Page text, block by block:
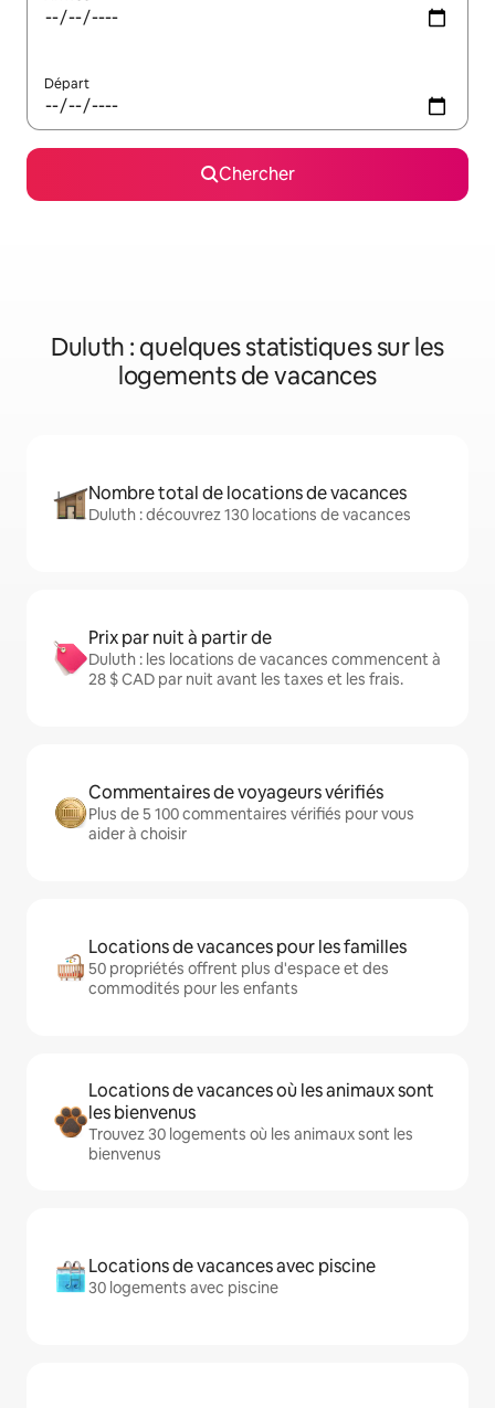
Départ
Chercher
Duluth : quelques statistiques sur les
logements de vacances
Nombre total de locations de vacances
Duluth : découvrez 130 locations de vacances
Prix par nuit à partir de
Duluth : les locations de vacances commencent à
28 $ CAD par nuit avant les taxes et les frais.
Commentaires de voyageurs vérifiés
Plus de 5 100 commentaires vérifiés pour vous
aider à choisir
Locations de vacances pour les familles
50 propriétés offrent plus d'espace et des
commodités pour les enfants
Locations de vacances où les animaux sont
les bienvenus
Trouvez 30 logements où les animaux sont les
bienvenus
Locations de vacances avec piscine
30 logements avec piscine